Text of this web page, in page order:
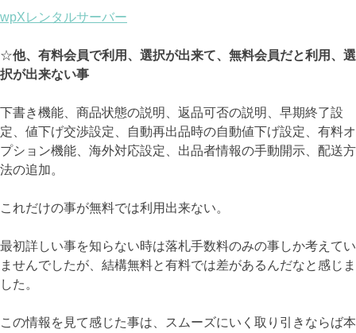
wpXレンタルサーバー
☆他、有料会員で利用、選択が出来て、無料会員だと利用、選
択が出来ない事
下書き機能、商品状態の説明、返品可否の説明、早期終了設
定、値下げ交渉設定、自動再出品時の自動値下げ設定、有料オ
プション機能、海外対応設定、出品者情報の手動開示、配送方
法の追加。
これだけの事が無料では利用出来ない。
最初詳しい事を知らない時は落札手数料のみの事しか考えてい
ませんでしたが、結構無料と有料では差があるんだなと感じま
した。
この情報を見て感じた事は、スムーズにいく取り引きならば本